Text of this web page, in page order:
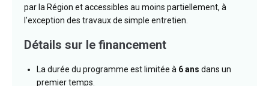
par la Région et accessibles au moins partiellement, à
l’exception des travaux de simple entretien.
Détails sur le financement
La durée du programme est limitée à 6 ans dans un
premier temps.